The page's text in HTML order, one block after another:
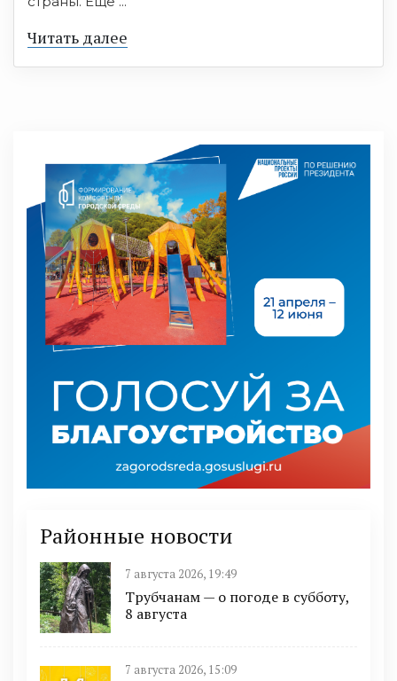
Читать далее
Районные новости
7 августа 2026, 19:49
Трубчанам — о погоде в субботу,
8 августа
7 августа 2026, 15:09